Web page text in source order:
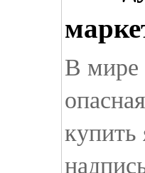
В мире